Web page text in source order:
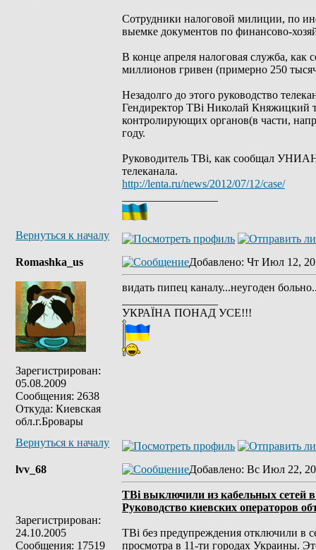
Сотрудники налоговой милиции, по
выемке документов по финансово-
В конце апреля налоговая служба,
миллионов гривен (примерно 250
Незадолго до этого руководство
Гендиректор ТВi Николай Княжицкий
контролирующих органов(в части,
году.
Руководитель ТВi, как сообщал
телеканала.
http://lenta.ru/news/2012/07/12/case/
Вернуться к началу
Romashka_us
Зарегистрирован:
05.08.2009
Сообщения: 2638
Откуда: Киевская
обл.г.Бровары
Добавлено: Чт Июл 12,
видать пипец каналу...неугоден
УКРАЇНА ПОНАД УСЕ!!!
Вернуться к началу
lvv_68
Зарегистрирован:
24.10.2005
Сообщения: 17519
Добавлено: Вс Июл 22,
ТВi выключили из кабельных сетей в
Руководство киевских операторов
ТВi без предупреждения отключили в
просмотра в 11-ти городах Украины.